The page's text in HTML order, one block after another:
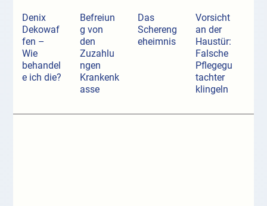
Denix
Dekowaf
fen –
Wie
behandel
e ich die?
Befreiun
g von
den
Zuzahlu
ngen
Krankenk
asse
Das
Schereng
eheimnis
Vorsicht
an der
Haustür:
Falsche
Pflegegu
tachter
klingeln